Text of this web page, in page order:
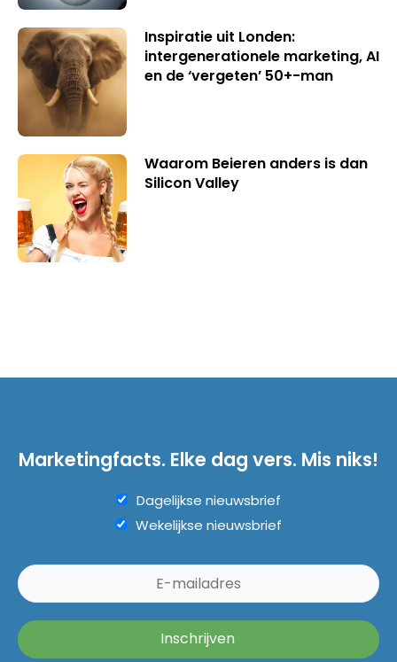
Inspiratie uit Londen:
intergenerationele marketing, AI
en de ‘vergeten’ 50+-man
Waarom Beieren anders is dan
Silicon Valley
Marketingfacts. Elke dag vers. Mis niks!
Dagelijkse nieuwsbrief
Wekelijkse nieuwsbrief